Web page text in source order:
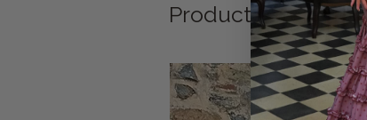
Productos